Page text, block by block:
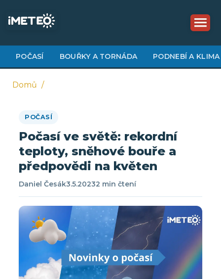
obsahu
POČASÍ BOUŘKY A TORNÁDA PODNEBÍ A KLIMA
navigace
Domů
POČASÍ
Počasí ve světě: rekordní
teploty, sněhové bouře a
předpovědi na květen
Daniel Česák3.5.20232 min čtení